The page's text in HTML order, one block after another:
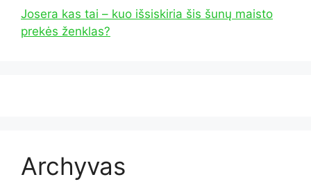
Josera kas tai – kuo išsiskiria šis šunų maisto
prekės ženklas?
Archyvas